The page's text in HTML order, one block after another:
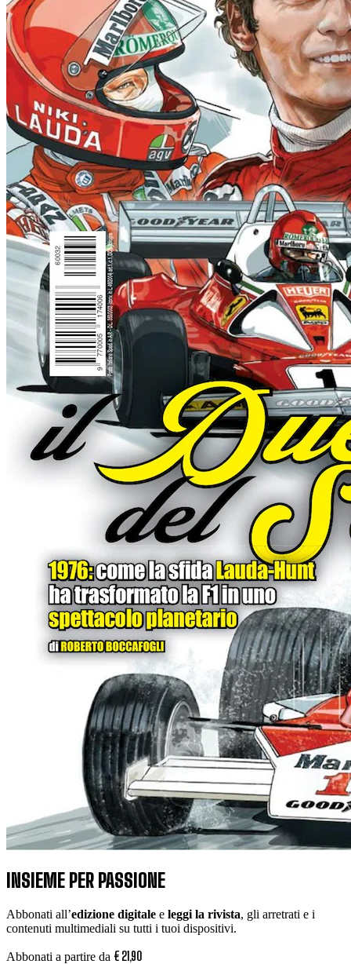
INSIEME PER PASSIONE
Abbonati all’edizione digitale e leggi la rivista, gli arretrati e i
contenuti multimediali su tutti i tuoi dispositivi.
Abbonati a partire da € 21,90